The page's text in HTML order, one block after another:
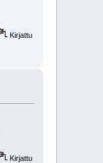
Kirjattu
Kirjattu